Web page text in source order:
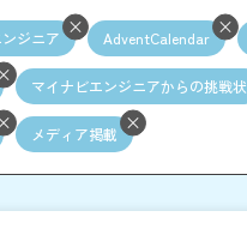
ジニア AdventCalendar
マイナビエンジニアからの挑戦状
メディア掲載